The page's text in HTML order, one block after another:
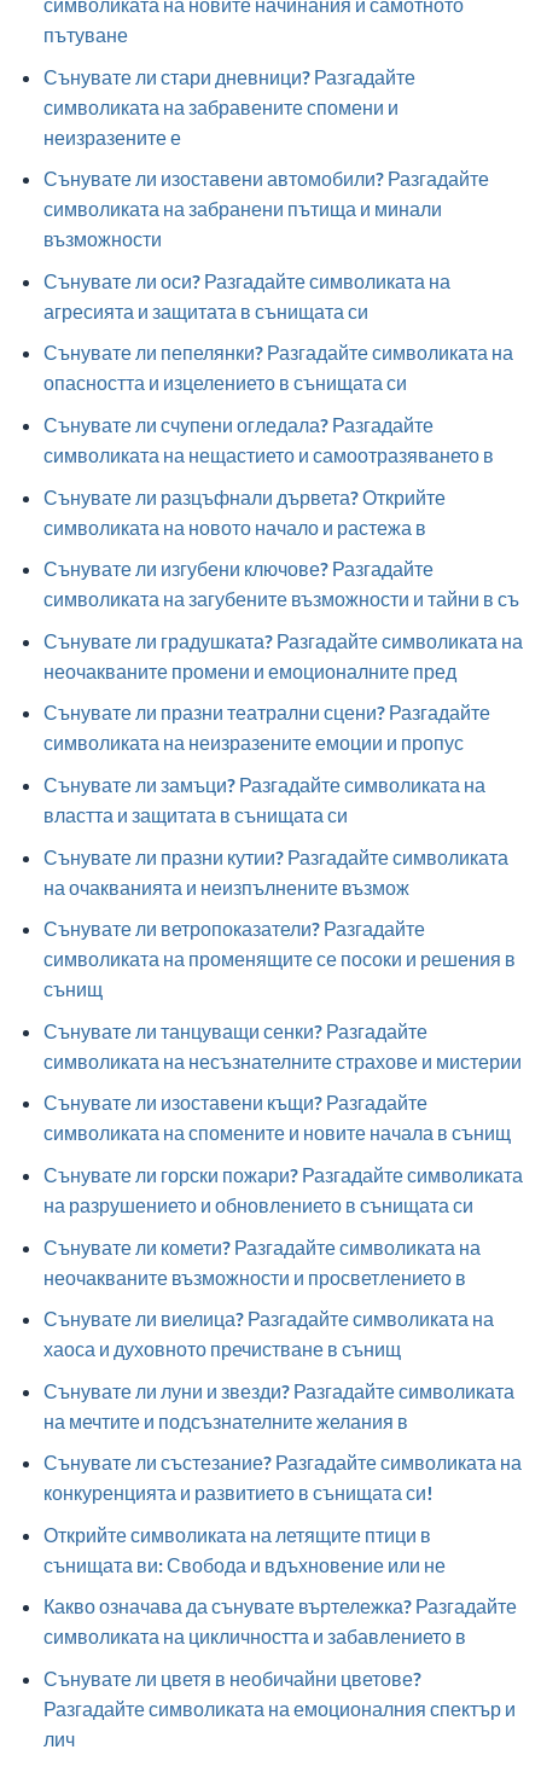
пътуване
Сънувате ли стари дневници? Разгадайте
символиката на забравените спомени и
неизразените е
Сънувате ли изоставени автомобили? Разгадайте
символиката на забранени пътища и минали
възможности
Сънувате ли оси? Разгадайте символиката на
агресията и защитата в сънищата си
Сънувате ли пепелянки? Разгадайте символиката на
опасността и изцелението в сънищата си
Сънувате ли счупени огледала? Разгадайте
символиката на нещастието и самоотразяването в
Сънувате ли разцъфнали дървета? Открийте
символиката на новото начало и растежа в
Сънувате ли изгубени ключове? Разгадайте
символиката на загубените възможности и тайни в съ
Сънувате ли градушката? Разгадайте символиката на
неочакваните промени и емоционалните пред
Сънувате ли празни театрални сцени? Разгадайте
символиката на неизразените емоции и пропус
Сънувате ли замъци? Разгадайте символиката на
властта и защитата в сънищата си
Сънувате ли празни кутии? Разгадайте символиката
на очакванията и неизпълнените възмож
Сънувате ли ветропоказатели? Разгадайте
символиката на променящите се посоки и решения в
сънищ
Сънувате ли танцуващи сенки? Разгадайте
символиката на несъзнателните страхове и мистерии
Сънувате ли изоставени къщи? Разгадайте
символиката на спомените и новите начала в сънищ
Сънувате ли горски пожари? Разгадайте символиката
на разрушението и обновлението в сънищата си
Сънувате ли комети? Разгадайте символиката на
неочакваните възможности и просветлението в
Сънувате ли виелица? Разгадайте символиката на
хаоса и духовното пречистване в сънищ
Сънувате ли луни и звезди? Разгадайте символиката
на мечтите и подсъзнателните желания в
Сънувате ли състезание? Разгадайте символиката на
конкуренцията и развитието в сънищата си!
Открийте символиката на летящите птици в
сънищата ви: Свобода и вдъхновение или не
Какво означава да сънувате въртележка? Разгадайте
символиката на цикличността и забавлението в
Сънувате ли цветя в необичайни цветове?
Разгадайте символиката на емоционалния спектър и
лич